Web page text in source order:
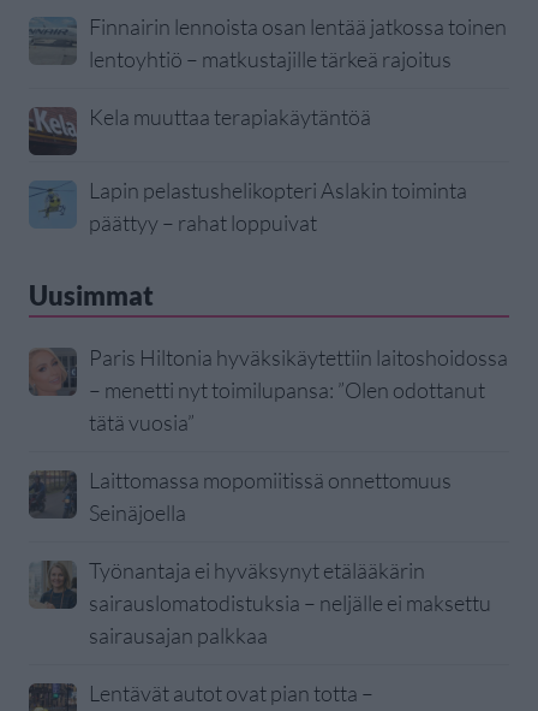
Finnairin lennoista osan lentää jatkossa toinen
lentoyhtiö – matkustajille tärkeä rajoitus
Kela muuttaa terapiakäytäntöä
Lapin pelastushelikopteri Aslakin toiminta
päättyy – rahat loppuivat
Uusimmat
Paris Hiltonia hyväksikäytettiin laitoshoidossa
– menetti nyt toimilupansa: ”Olen odottanut
tätä vuosia”
Laittomassa mopomiitissä onnettomuus
Seinäjoella
Työnantaja ei hyväksynyt etälääkärin
sairauslomatodistuksia – neljälle ei maksettu
sairausajan palkkaa
Lentävät autot ovat pian totta –